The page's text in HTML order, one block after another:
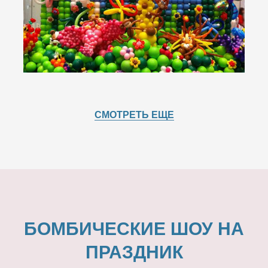
СМОТРЕТЬ ЕЩЕ
БОМБИЧЕСКИЕ ШОУ НА
ПРАЗДНИК